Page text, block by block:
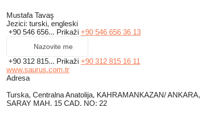
Mustafa Tavaş
Jezici: turski, engleski
+90 546 656... Prikaži +90 546 656 36 13
Nazovite me
+90 312 815... Prikaži +90 312 815 16 11
www.saurus.com.tr
Adresa
Turska, Centralna Anatolija, KAHRAMANKAZAN/ ANKARA,
SARAY MAH. 15 CAD. NO: 22